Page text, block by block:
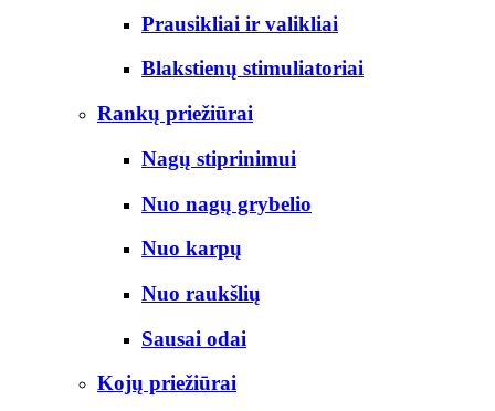
Prausikliai ir valikliai
Blakstienų stimuliatoriai
Rankų priežiūrai
Nagų stiprinimui
Nuo nagų grybelio
Nuo karpų
Nuo raukšlių
Sausai odai
Kojų priežiūrai